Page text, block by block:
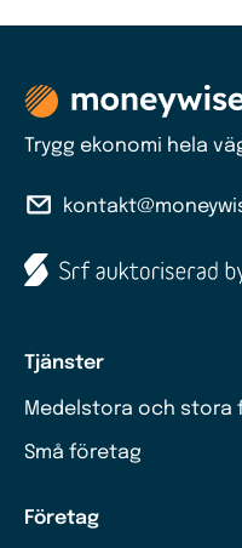
Trygg ekonomi hela
Tjänster
Medelstora och stora
Små företag
Företag